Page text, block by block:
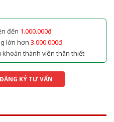
đến 1.000.000đ
lớn hơn 3.000.000đ
khoản thành viên thân thiết
ĐĂNG KÝ TƯ VẤN